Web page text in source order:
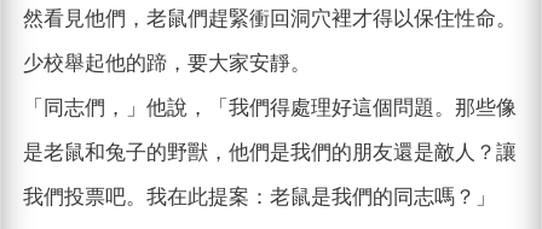
然看見他們，老鼠們趕緊衝回洞穴裡才得以保住性命。
少校舉起他的蹄，要大家安靜。
「同志們，」他說，「我們得處理好這個問題。那些像
是老鼠和兔子的野獸，他們是我們的朋友還是敵人？讓
我們投票吧。我在此提案：老鼠是我們的同志嗎？」